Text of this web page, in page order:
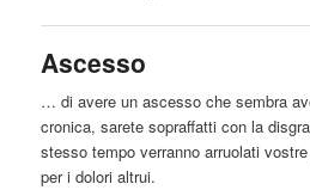
Ascesso
… di avere un ascesso che sembra
cronica, sarete sopraffatti con la
stesso tempo verranno arruolati
per i dolorialtrui.